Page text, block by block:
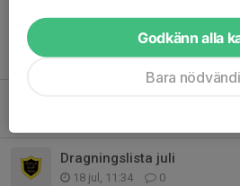
Tidigare nyheter
Dragningslista juli
18 jul, 11:34 0
Godkänn alla
Bara